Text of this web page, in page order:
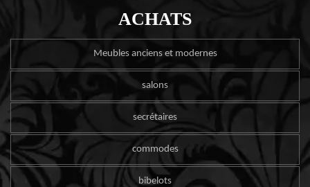
ACHATS
Meubles anciens et modernes
salons
secrétaires
commodes
bibelots